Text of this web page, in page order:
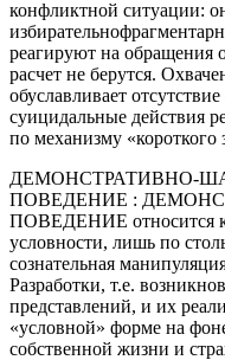
конфликтной ситуации:
реагируют на обращения
расчет не берутся.
обуславливает
суицидальные действия
по механизму «короткого
ДЕМОНСТРАТИВНО-
ПОВЕДЕНИЕ :
ПОВЕДЕНИЕ относится к
условности, лишь по
сознательная
Разработки, т.е.
представлений, и их
«условной» форме на
собственной жизни и